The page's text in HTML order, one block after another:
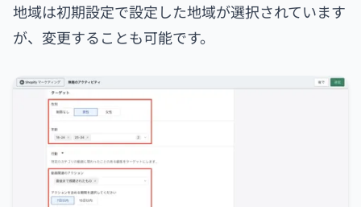
地域は初期設定で設定した地域が選択されています
が、変更することも可能です。